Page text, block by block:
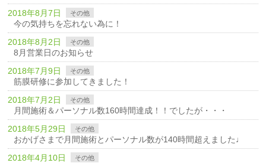
2018年8月7日
その他
今の気持ちを忘れない為に！
2018年8月2日
その他
8月営業日のお知らせ
2018年7月9日
その他
筋膜研修に参加してきました！
2018年7月2日
その他
月間施術＆パーソナル数160時間達成！！でしたが・・・
2018年5月29日
その他
おかげさまで月間施術とパーソナル数が140時間超えました♩
2018年4月10日
その他